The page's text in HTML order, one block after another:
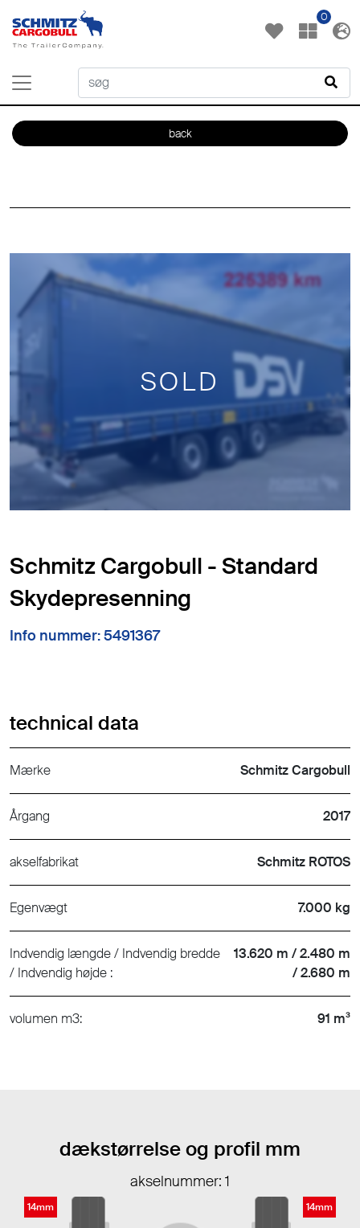
0
back
SOLD
Schmitz Cargobull - Standard
Skydepresenning
Info nummer: 5491367
technical data
Mærke Schmitz Cargobull
Årgang 2017
akselfabrikat Schmitz ROTOS
Egenvægt 7.000 kg
Indvendig længde / Indvendig bredde
/ Indvendig højde :
13.620 m / 2.480 m
/ 2.680 m
volumen m3: 91 m³
dækstørrelse og profil mm
akselnummer: 1
14mm 14mm